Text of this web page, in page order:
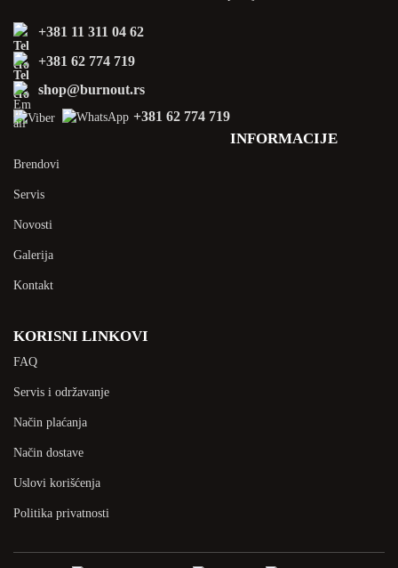
+381 11 311 04 62
+381 62 774 719
shop@burnout.rs
+381 62 774 719
INFORMACIJE
Brendovi
Servis
Novosti
Galerija
Kontakt
KORISNI LINKOVI
FAQ
Servis i održavanje
Način plaćanja
Način dostave
Uslovi korišćenja
Politika privatnosti